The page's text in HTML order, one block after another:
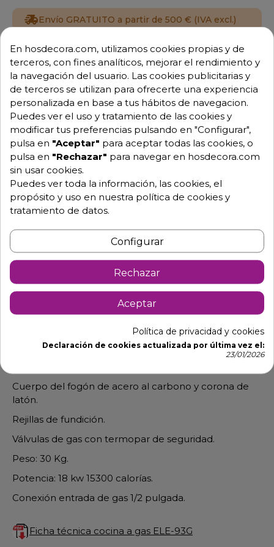
Envío GRATUITO a partir de 500 € (IVA excl.)
Equipo de expertos a tu servicio.
Garantía mínima de 1 año.
Pago 100% seguro.
Consulta tus dudas con nosotros.
976 25 59 91
info@hosdecora.com
Hablemos
Pide tu presupuesto
Descripción Detalles de producto
Cocina de hostelería de gas con 3 fogones de 6kW
Cuerpo del fogón de acero al carbono y corona de
latón.
Rejillas de fundición.
Válvulas de gas con termopar de seguridad.
Peso: 30 Kg.
Potencia: 18 kw 15300 calorías.
Conexión entrada de gas 1/2 pulgada.
Ficha técnica cocina a gas ELE-93G
En hosdecora.com, utilizamos cookies propias y de
terceros, con fines analíticos, mejorar el rendimiento y
la navegación del usuario. Las cookies publicitarias y
de terceros se utilizan para ofrecerte una experiencia
personalizada en base a tus hábitos de navegacion.
Puedes ver el uso y tratamiento de las cookies y
modificar tus preferencias pulsando en "Configurar",
pulsa en "Aceptar" para aceptar todas las cookies, o
pulsa en "Rechazar" para navegar en hosdecora.com
sin usar cookies.
Puedes ver toda la información, las cookies, el
propósito y uso en nuestra política de cookies y
tratamiento de datos.
Configurar
Rechazar
Aceptar
Política de privacidad y cookies
Declaración de cookies actualizada por última vez el:
23/01/2026